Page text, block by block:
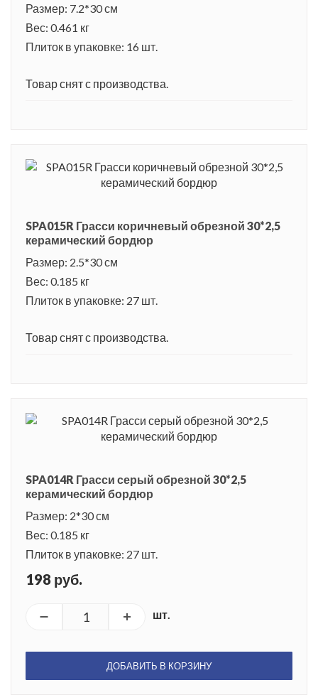
Размер: 7.2*30 см
Вес: 0.461 кг
Плиток в упаковке: 16 шт.
Товар снят с производства.
SPA015R Грасси коричневый обрезной 30*2,5
керамический бордюр
Размер: 2.5*30 см
Вес: 0.185 кг
Плиток в упаковке: 27 шт.
Товар снят с производства.
SPA014R Грасси серый обрезной 30*2,5
керамический бордюр
Размер: 2*30 см
Вес: 0.185 кг
Плиток в упаковке: 27 шт.
198 руб.
шт.
ДОБАВИТЬ В КОРЗИНУ